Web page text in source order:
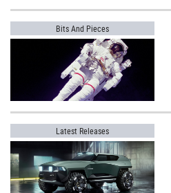
Bits And Pieces
Latest Releases